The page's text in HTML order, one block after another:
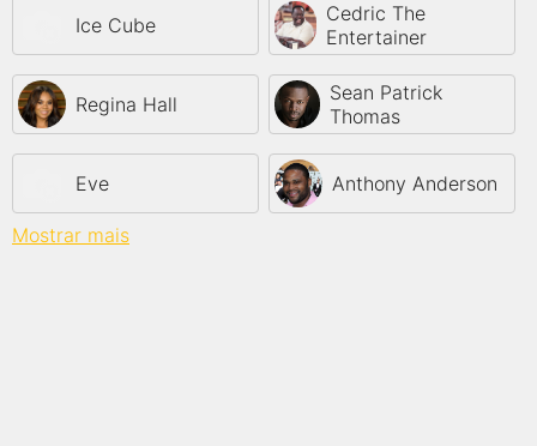
Ice Cube
Cedric The
Entertainer
Regina Hall
Sean Patrick
Thomas
Eve Anthony Anderson
Mostrar mais